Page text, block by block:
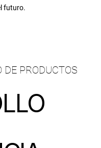
futuro.
DE PRODUCTOS